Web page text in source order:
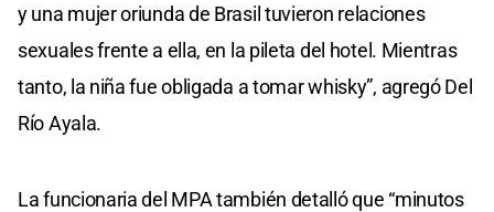
y una mujer oriunda de Brasil tuvieron relaciones
sexuales frente a ella, en la pileta del hotel. Mientras
tanto, la niña fue obligada a tomar whisky”, agregó Del
Río Ayala.
La funcionaria del MPA también detalló que “minutos